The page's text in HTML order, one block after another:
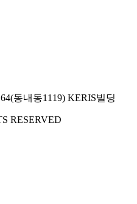
동내동1119) KERIS빌딩
RESERVED